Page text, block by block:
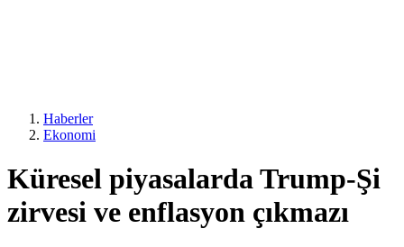
Haberler
Ekonomi
Küresel piyasalarda Trump-Şi
zirvesi ve enflasyon çıkmazı